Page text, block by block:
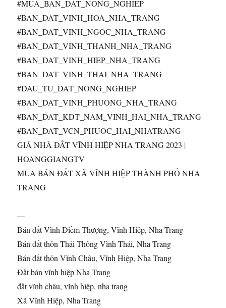
#MUA_BAN_DAT_NONG_NGHIEP
#BAN_DAT_VINH_HOA_NHA_TRANG
#BAN_DAT_VINH_NGOC_NHA_TRANG
#BAN_DAT_VINH_THANH_NHA_TRANG
#BAN_DAT_VINH_HIEP_NHA_TRANG
#BAN_DAT_VINH_THAI_NHA_TRANG
#DAU_TU_DAT_NONG_NGHIEP
#BAN_DAT_VINH_PHUONG_NHA_TRANG
#BAN_DAT_KDT_NAM_VINH_HAI_NHA_TRANG
#BAN_DAT_VCN_PHUOC_HAI_NHATRANG
GIÁ NHÀ ĐẤT VĨNH HIỆP NHA TRANG 2023 |
HOANGGIANGTV
MUA BÁN ĐẤT XÃ VĨNH HIỆP THÀNH PHỐ NHA
TRANG
—
Bán đất Vĩnh Điềm Thượng, Vĩnh Hiệp, Nha Trang
Bán đất thôn Thái Thông Vĩnh Thái, Nha Trang
Bán đất thôn Vĩnh Châu, Vĩnh Hiệp, Nha Trang
Đất bán vĩnh hiệp Nha Trang
đất vĩnh châu, vĩnh hiệp, nha trang
Xã Vĩnh Hiệp, Nha Trang